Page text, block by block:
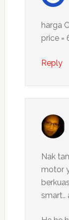
harga
price =
Reply
Nak
motor
smart..